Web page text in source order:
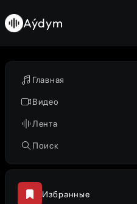
Главная
Видео
Лента
Поиск
Избранные
Aýdym